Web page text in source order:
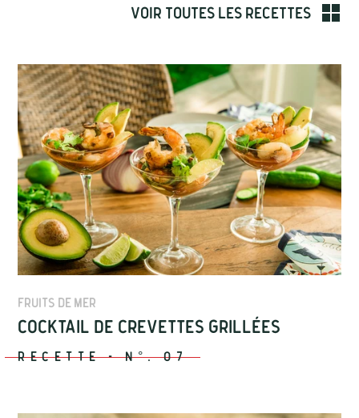
Voir toutes les recettes
Fruits de mer
Cocktail de crevettes grillées
Recette-N°.07